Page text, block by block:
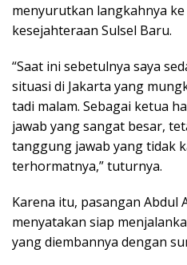
menyurutkan langkahnya
kesejahteraan Sulsel Baru.
“Saat ini sebetulnya saya
situasi di Jakarta yang
tadi malam. Sebagai ketua
jawab yang sangat besar,
tanggung jawab yang tidak
terhormatnya,” tuturnya.
Karena itu, pasangan Abdul
menyatakan siap
yang diembannya dengan